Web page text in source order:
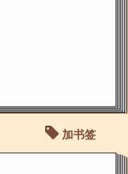
加书签